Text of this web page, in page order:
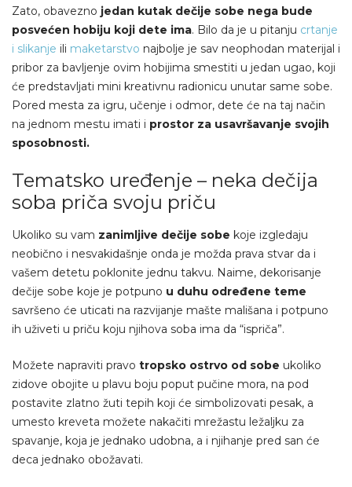
Zato, obavezno jedan kutak dečije sobe nega bude
posvećen hobiju koji dete ima. Bilo da je u pitanju crtanje
i slikanje ili maketarstvo najbolje je sav neophodan materijal i
pribor za bavljenje ovim hobijima smestiti u jedan ugao, koji
će predstavljati mini kreativnu radionicu unutar same sobe.
Pored mesta za igru, učenje i odmor, dete će na taj način
na jednom mestu imati i prostor za usavršavanje svojih
sposobnosti.
Tematsko uređenje – neka dečija
soba priča svoju priču
Ukoliko su vam zanimljive dečije sobe koje izgledaju
neobično i nesvakidašnje onda je možda prava stvar da i
vašem detetu poklonite jednu takvu. Naime, dekorisanje
dečije sobe koje je potpuno u duhu određene teme
savršeno će uticati na razvijanje mašte mališana i potpuno
ih uživeti u priču koju njihova soba ima da “ispriča”.
Možete napraviti pravo tropsko ostrvo od sobe ukoliko
zidove obojite u plavu boju poput pučine mora, na pod
postavite zlatno žuti tepih koji će simbolizovati pesak, a
umesto kreveta možete nakačiti mrežastu ležaljku za
spavanje, koja je jednako udobna, a i njihanje pred san će
deca jednako obožavati.